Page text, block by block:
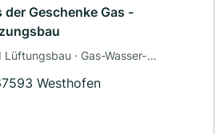
Geschenke Gas -
· Gas-Wasser-
Westhofen